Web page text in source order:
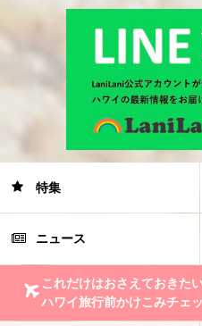
特集
ニュース
これだけはおさえておきた
ハワイ旅行前かけこみチェ